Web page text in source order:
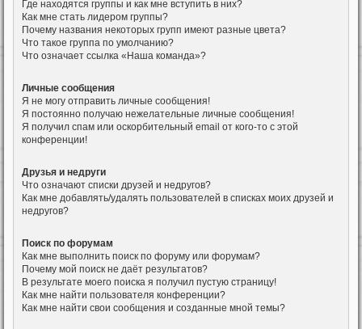
Где находятся группы и как мне вступить в них?
Как мне стать лидером группы?
Почему названия некоторых групп имеют разные цвета?
Что такое группа по умолчанию?
Что означает ссылка «Наша команда»?
Личные сообщения
Я не могу отправить личные сообщения!
Я постоянно получаю нежелательные личные сообщения!
Я получил спам или оскорбительный email от кого-то с этой
конференции!
Друзья и недруги
Что означают списки друзей и недругов?
Как мне добавлять/удалять пользователей в списках моих друзей и
недругов?
Поиск по форумам
Как мне выполнить поиск по форуму или форумам?
Почему мой поиск не даёт результатов?
В результате моего поиска я получил пустую страницу!
Как мне найти пользователя конференции?
Как мне найти свои сообщения и созданные мной темы?